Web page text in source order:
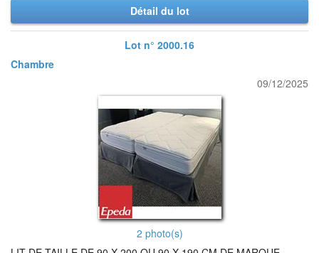
Détail du lot
Lot n° 2000.16
Chambre
09/12/2025
2 photo(s)